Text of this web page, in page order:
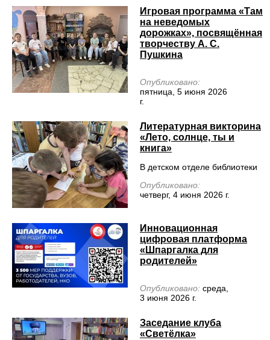
Игровая программа «Там
на неведомых
дорожках», посвящённая
творчеству А. С.
Пушкина
Опубликовано:
пятница, 5 июня 2026
г.
Литературная викторина
«Лето, солнце, ты и
книга»
В детском отделе библиотеки
Опубликовано:
четверг, 4 июня 2026 г.
Инновационная
цифровая платформа
«Шпаргалка для
родителей»
Опубликовано: среда,
3 июня 2026 г.
Заседание клуба
«Светёлка»